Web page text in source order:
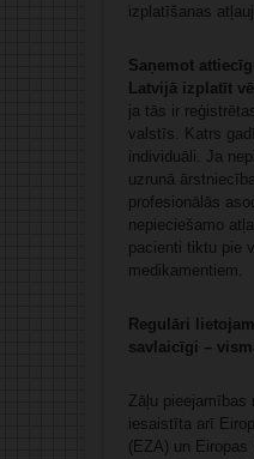
izplatīšanas
Saņemot
Latvijā izplatīt
ja tās ir
valstīs. Katrs
individuāli. Ja
uzrunā
profesionālās
nepieciešamo
pacienti tiktu pie
medikamentiem.
Regulāri
savlaicīgi –
Zāļu pieejamības
iesaistīta arī
(EZA) un